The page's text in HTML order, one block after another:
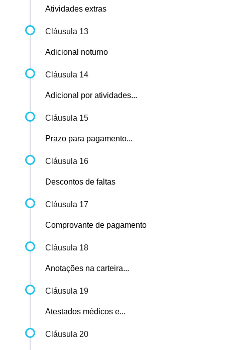
Atividades extras
Cláusula 13
Adicional noturno
Cláusula 14
Adicional por atividades...
Cláusula 15
Prazo para pagamento...
Cláusula 16
Descontos de faltas
Cláusula 17
Comprovante de pagamento
Cláusula 18
Anotações na carteira...
Cláusula 19
Atestados médicos e...
Cláusula 20